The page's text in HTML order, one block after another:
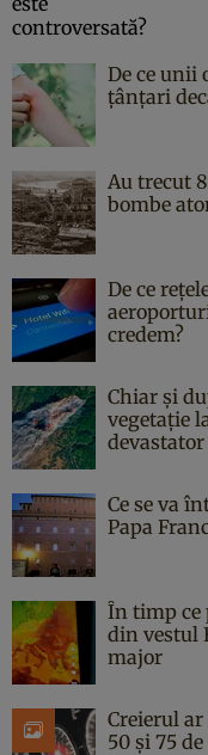
De ce unii
țânțari
Au trecut
bombe
De ce
credem?
Chiar și
vegetație
devastator
Ce se va
Papa
În timp ce
din vestul
major
Creierul
50 și 75